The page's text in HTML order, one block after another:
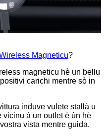
Magneticu?
magneticu hè un bellu
carichi mentre sò in
induve vulete stallà u
vicinu à un outlet è ùn hè
vista mentre guida.